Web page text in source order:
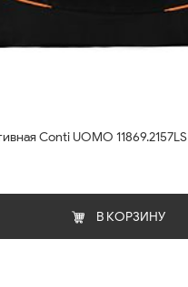
Conti UOMO 11869.2157LS
В КОРЗИНУ